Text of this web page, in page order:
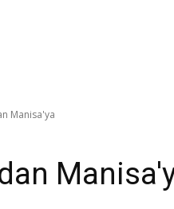
Manisa'ya